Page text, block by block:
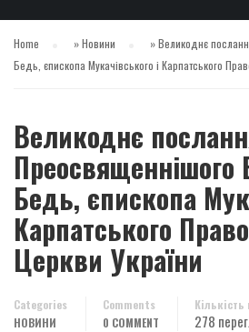
Home »Новини »Великоднє
Бедь, єпископа Мукачівського і Карпатського
Великоднє
Преосвященнішого
Бедь, єпископа
Карпатського
Церкви України
Categories
НОВИНИ
Comments
0 COMMENT
Кількість
278